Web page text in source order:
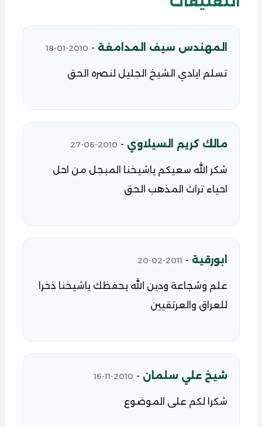
المهندس سيف المدامغة -
2010-01-18
تسلم ايادي الشيخ الجليل لنصره الحق
مالك كريم السيلاوي -
2010-06-27
شكر الله سعيكم ياشيخنا المبجل من احل
احياء تراث المذهب الحق
ابورقية -
2011-02-20
علم وشجاعة ودين الله يحفظك ياشيخنا ذخرا
للعراق والعرتقيين
شيخ علي سلمان -
2010-11-16
شكرا لكم على الموضوع